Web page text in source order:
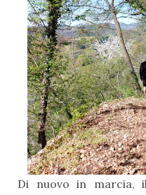
Di nuovo in marcia,